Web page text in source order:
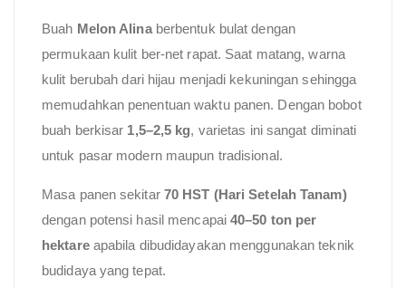
Buah Melon Alinaberbentuk bulat dengan
permukaan kulit ber-net rapat. Saat matang, warna
kulit berubah dari hijau menjadi kekuningan sehingga
memudahkan penentuan waktu panen. Dengan bobot
buah berkisar 1,5–2,5 kg, varietas ini sangat diminati
untuk pasar modern maupun tradisional.
Masa panen sekitar 70 HST (Hari Setelah Tanam)
dengan potensi hasil mencapai40–50 ton per
hektareapabila dibudidayakan menggunakan teknik
budidaya yang tepat.